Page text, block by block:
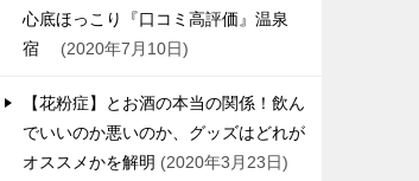
心底ほっこり『口コミ高評価』温泉
宿
2020年7月10日
【花粉症】とお酒の本当の関係！飲ん
でいいのか悪いのか、グッズはどれが
オススメかを解明
2020年3月23日